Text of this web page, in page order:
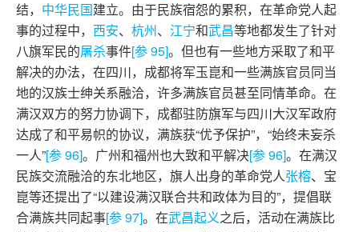
结， 中华民国建立。由于民族宿怨的累积，在革命党人起
事的过程中， 西安、 杭州、 江宁和武昌等地都发生了针对
八旗军民的屠杀事件[参 95]。但也有一些地方采取了和平
解决的办法，在四川，成都将军玉崑和一些满族官员同当
地的汉族士绅关系融洽，许多满族官员甚至同情革命。在
满汉双方的努力协调下，成都驻防旗军与四川大汉军政府
达成了和平易帜的协议，满族获“优予保护”，“始终未妄杀
一人”[参 96]。广州和福州也大致和平解决[参 96]。在满汉
民族交流融洽的东北地区，旗人出身的革命党人张榕、宝
崑等还提出了“以建设满汉联合共和政体为目的”，提倡联
合满族共同起事[参 97]。在武昌起义之后，活动在满族比